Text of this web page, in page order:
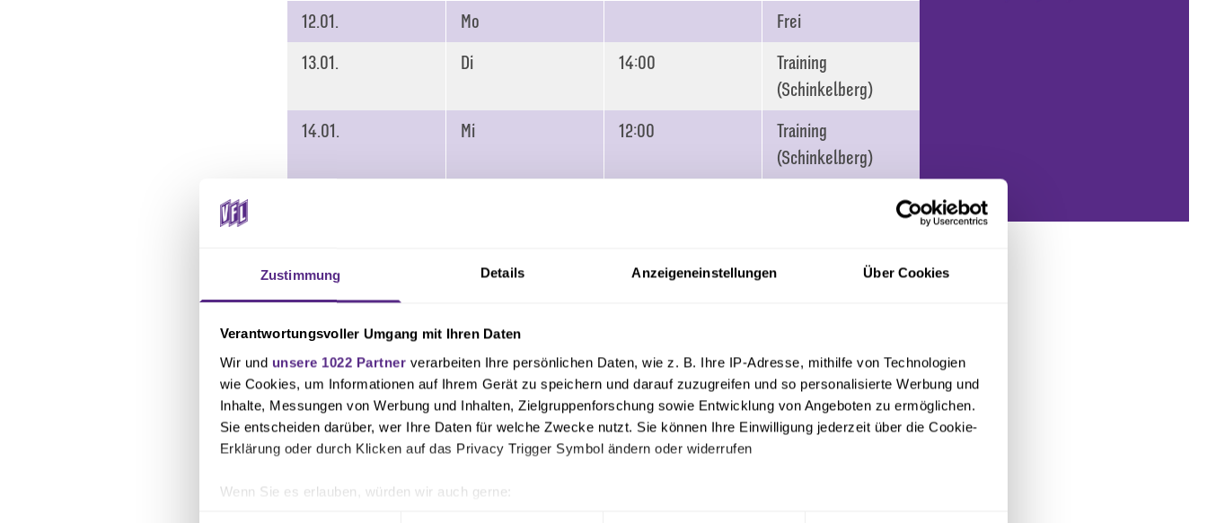
Zustimmung Details Anzeigeneinstellungen Über Cookies
Verantwortungsvoller Umgang mit Ihren Daten
Wir und unsere 1022 Partner verarbeiten Ihre persönlichen Daten, wie z. B. Ihre IP-Adresse, mithilfe von Technologien
wie Cookies, um Informationen auf Ihrem Gerät zu speichern und darauf zuzugreifen und so personalisierte Werbung und
Inhalte, Messungen von Werbung und Inhalten, Zielgruppenforschung sowie Entwicklung von Angeboten zu ermöglichen.
Sie entscheiden darüber, wer Ihre Daten für welche Zwecke nutzt. Sie können Ihre Einwilligung jederzeit über die Cookie-
Erklärung oder durch Klicken auf das Privacy Trigger Symbol ändern oder widerrufen
Wenn Sie es erlauben, würden wir auch gerne:
12.01. Mo
Frei
13.01.
Di 14:00
Training
(Schinkelberg)
14.01.
Mi 12:00
Training
(Schinkelberg)
16.01.
Training (nicht
17.01.
Sa
– VfL Osnabrück
18.01.
So 12:00
Training
(Schinkelberg)